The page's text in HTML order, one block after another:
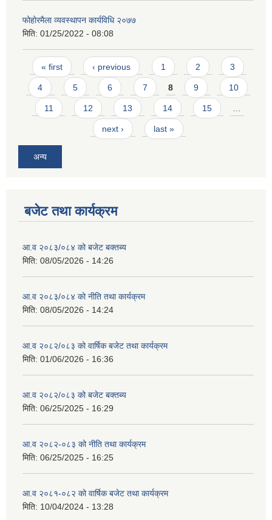
फोहोरमैला व्यवस्थापन कार्यविधि २०७७
मिति: 01/25/2022 - 08:08
Pages
« first ‹ previous 1 2 3
4 5 6 7 8 9 10
11 12 13 14 15
next › last »
अन्य
बजेट तथा कार्यक्रम
आ.व २०८३/०८४ को बजेट बक्तब्य
मिति: 08/05/2026 - 14:26
आ.व २०८३/०८४ को नीति तथा कार्यक्रम
मिति: 08/05/2026 - 14:24
आ.व २०८२/०८३ को वार्षिक बजेट तथा कार्यक्रम
मिति: 01/06/2026 - 16:36
आ.व २०८२/०८३ को बजेट बक्तब्य
मिति: 06/25/2025 - 16:29
आ.व २०८२-०८३ को नीति तथा कार्यक्रम
मिति: 06/25/2025 - 16:25
आ.व २०८१-०८२ को वार्षिक बजेट तथा कार्यक्रम
मिति: 10/04/2024 - 13:28